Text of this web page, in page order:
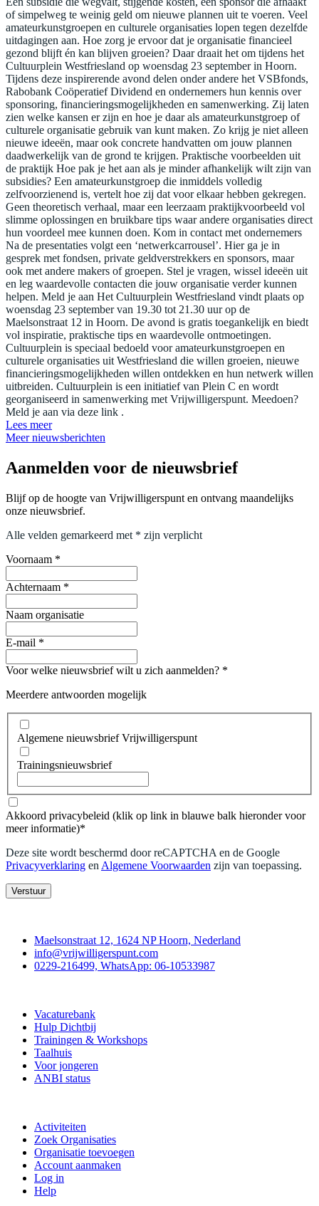
of simpelweg te weinig geld om nieuwe plannen uit te voeren. Veel
amateurkunstgroepen en culturele organisaties lopen tegen dezelfde
uitdagingen aan. Hoe zorg je ervoor dat je organisatie financieel
gezond blijft én kan blijven groeien? Daar draait het om tijdens het
Cultuurplein Westfriesland op woensdag 23 september in Hoorn.
Tijdens deze inspirerende avond delen onder andere het VSBfonds,
Rabobank Coöperatief Dividend en ondernemers hun kennis over
sponsoring, financieringsmogelijkheden en samenwerking. Zij laten
zien welke kansen er zijn en hoe je daar als amateurkunstgroep of
culturele organisatie gebruik van kunt maken. Zo krijg je niet alleen
nieuwe ideeën, maar ook concrete handvatten om jouw plannen
daadwerkelijk van de grond te krijgen. Praktische voorbeelden uit
de praktijk Hoe pak je het aan als je minder afhankelijk wilt zijn van
subsidies? Een amateurkunstgroep die inmiddels volledig
zelfvoorzienend is, vertelt hoe zij dat voor elkaar hebben gekregen.
Geen theoretisch verhaal, maar een leerzaam praktijkvoorbeeld vol
slimme oplossingen en bruikbare tips waar andere organisaties direct
hun voordeel mee kunnen doen. Kom in contact met ondernemers
Na de presentaties volgt een ‘netwerkcarrousel’. Hier ga je in
gesprek met fondsen, private geldverstrekkers en sponsors, maar
ook met andere makers of groepen. Stel je vragen, wissel ideeën uit
en leg waardevolle contacten die jouw organisatie verder kunnen
helpen. Meld je aan Het Cultuurplein Westfriesland vindt plaats op
woensdag 23 september van 19.30 tot 21.30 uur op de
Maelsonstraat 12 in Hoorn. De avond is gratis toegankelijk en biedt
vol inspiratie, praktische tips en waardevolle ontmoetingen.
Cultuurplein is speciaal bedoeld voor amateurkunstgroepen en
culturele organisaties uit Westfriesland die willen groeien, nieuwe
financieringsmogelijkheden willen ontdekken en hun netwerk willen
uitbreiden. Cultuurplein is een initiatief van Plein C en wordt
georganiseerd in samenwerking met Vrijwilligerspunt. Meedoen?
Meld je aan via deze link .
Lees meer
Meer nieuwsberichten
Aanmelden voor de nieuwsbrief
Blijf op de hoogte van Vrijwilligerspunt en ontvang maandelijks
onze nieuwsbrief.
Alle velden gemarkeerd met * zijn verplicht
Voornaam *
Achternaam *
Naam organisatie
E-mail *
Voor welke nieuwsbrief wilt u zich aanmelden? *
Meerdere antwoorden mogelijk
Algemene nieuwsbrief Vrijwilligerspunt
Trainingsnieuwsbrief
Akkoord privacybeleid (klik op link in blauwe balk hieronder voor
meer informatie)*
Deze site wordt beschermd door reCAPTCHA en de Google
Privacyverklaring en Algemene Voorwaarden zijn van toepassing.
Verstuur
Maelsonstraat 12, 1624 NP Hoorn, Nederland
info@vrijwilligerspunt.com
0229-216499, WhatsApp: 06-10533987
Vacaturebank
Hulp Dichtbij
Trainingen & Workshops
Taalhuis
Voor jongeren
ANBI status
Activiteiten
Zoek Organisaties
Organisatie toevoegen
Account aanmaken
Log in
Help